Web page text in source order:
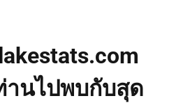
านไปพบกับสุด